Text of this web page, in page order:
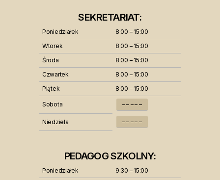
SEKRETARIAT:
Poniedziałek
8:00 – 15:00
Wtorek
8:00 – 15:00
Środa
8:00 – 15:00
Czwartek
8:00 – 15:00
Piątek
8:00 – 15:00
Sobota – – – – –
Niedziela – – – – –
PEDAGOG SZKOLNY:
Poniedziałek
9:30 – 15:00